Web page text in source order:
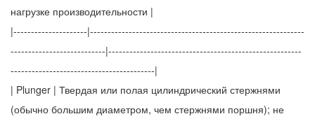
нагрузке производительности |
|---------------------|-------------------------------------------------------------
---------------------------|-------------------------------------------------------
-----------------------------------------|
| Plunger | Твердая или полая цилиндрический стержнями
(обычно большим диаметром, чем стержнями поршня); не